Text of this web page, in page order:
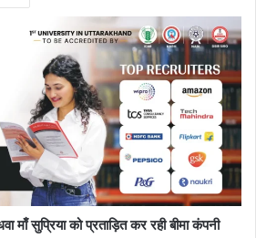
माँ सुप्रिया को प्रताड़ित कर रही बीमा कंपनी